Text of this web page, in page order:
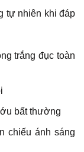
tự nhiên khi đáp
trắng đục toàn
bất thường
chiếu ánh sáng